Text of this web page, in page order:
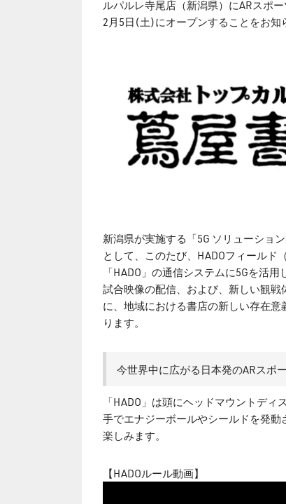
ルパルレ寺尾店（新潟県）にARスポ
2月5日(土)にオープンすることをお知
新潟県が実施する「5G ソリューショ
として、このたび、HADOフィールド
「HADO」の通信システムに5Gを活
試合映像の配信、および、新しい観戦
に、地域における書店の新しい存在
ります。
今世界中に広がる日本発のARスポ
「HADO」は頭にヘッドマウントデ
手でエナジーボールやシールドを発
楽しみます。
【HADOルール動画】